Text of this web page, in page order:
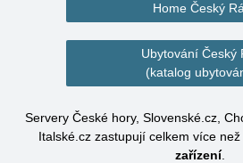
Home Český
Ubytování Český
(katalog
Servery České hory, Slovenské.cz,
Italské.cz zastupují celkem více než
zařízení.